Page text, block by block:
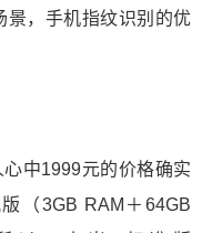
景，手机指纹识别的优
中1999元的价格确实
（3GB RAM＋64GB